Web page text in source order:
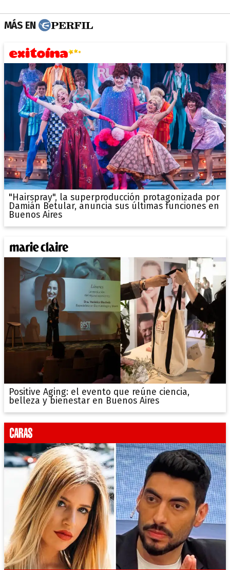
MÁS EN
"Hairspray", la superproducción protagonizada por
Damián Betular, anuncia sus últimas funciones en
Buenos Aires
Positive Aging: el evento que reúne ciencia,
belleza y bienestar en Buenos Aires